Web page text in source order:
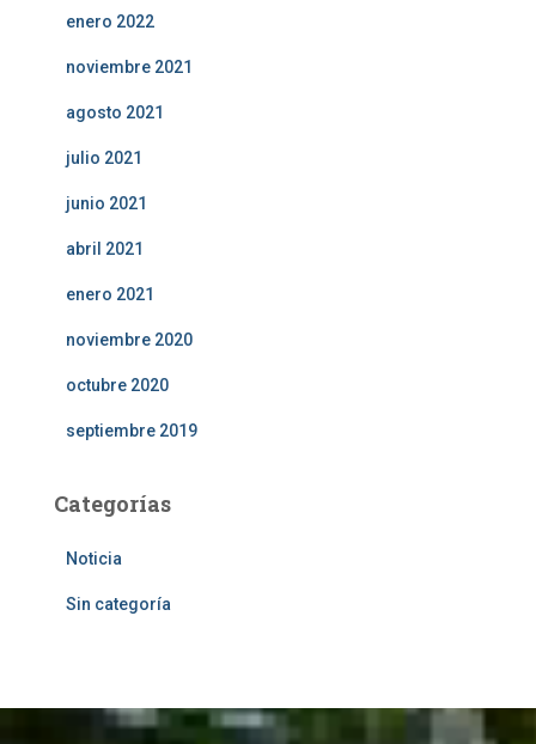
enero 2022
noviembre 2021
agosto 2021
julio 2021
junio 2021
abril 2021
enero 2021
noviembre 2020
octubre 2020
septiembre 2019
Categorías
Noticia
Sin categoría